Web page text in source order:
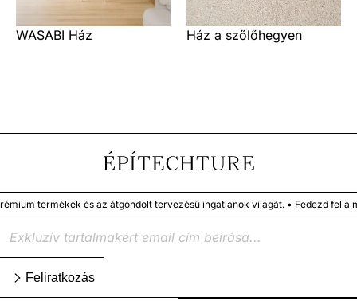
WASABI Ház Ház a szőlőhegyen
termékek és az átgondolt tervezésű ingatlanok világát. • Fedezd fel a
Feliratkozás